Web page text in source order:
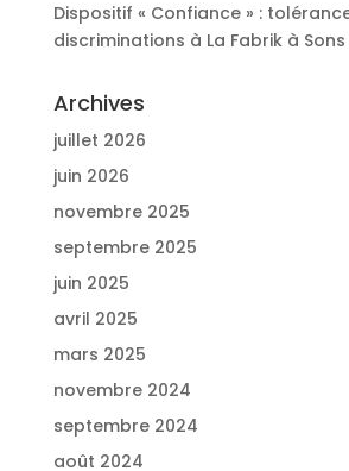
Dispositif « Confiance » :
discriminations à La Fabrik à Sons
Archives
juillet 2026
juin 2026
novembre 2025
septembre 2025
juin 2025
avril 2025
mars 2025
novembre 2024
septembre 2024
août 2024